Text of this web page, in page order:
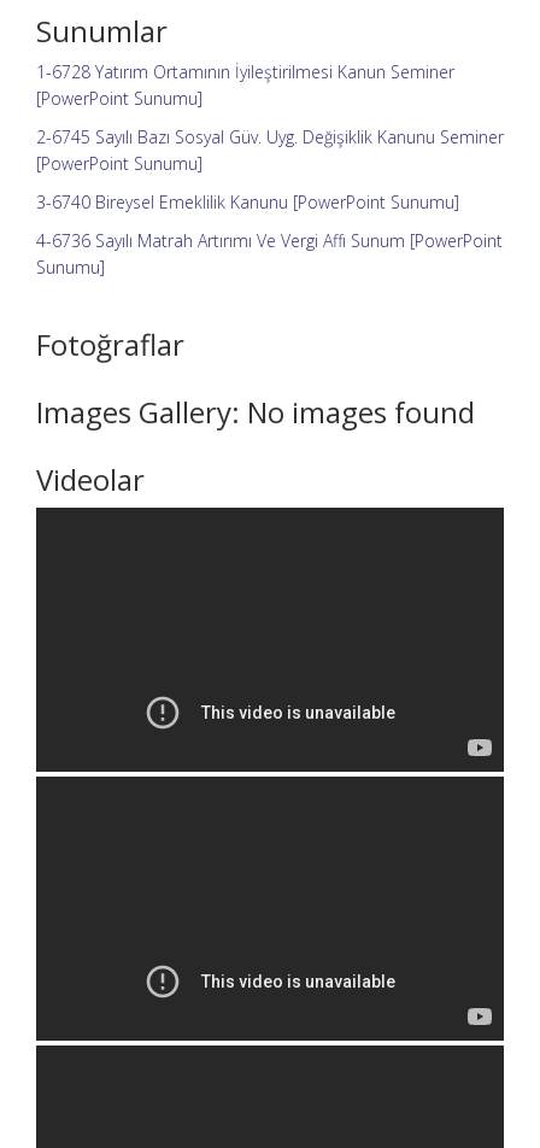
Sunumlar
1-6728 Yatırım Ortamının İyileştirilmesi Kanun Seminer
[PowerPoint Sunumu]
2-6745 Sayılı Bazı Sosyal Güv. Uyg. Değişiklik Kanunu Seminer
[PowerPoint Sunumu]
3-6740 Bireysel Emeklilik Kanunu [PowerPoint Sunumu]
4-6736 Sayılı Matrah Artırımı Ve Vergi Affı Sunum [PowerPoint
Sunumu]
Fotoğraflar
Images Gallery: No images found
Videolar